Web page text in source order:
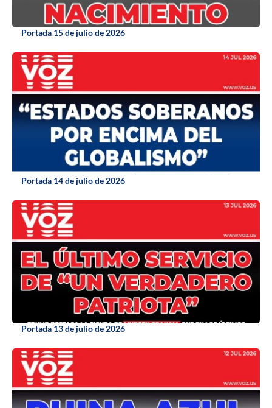
Portada 15 de julio de 2026
Portada 14 de julio de 2026
Portada 13 de julio de 2026